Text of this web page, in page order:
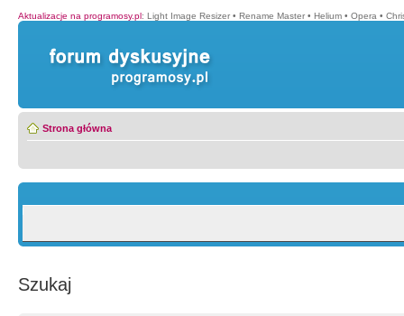
Aktualizacje na programosy.pl: Light Image Resizer • Rename Master • Helium • Opera •
Strona główna
Szukaj